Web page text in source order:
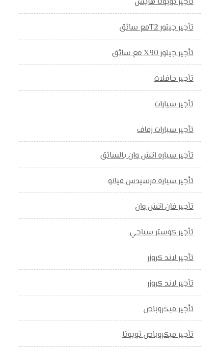
تأجير جيتور T2مع سائق
تأجير جيتور X90 مع سائق
تأجير حافلات
تأجير سيارات
تأجير سيارات زفاف
تأجير سياره اتش وان بالسائق
تأجير سياره مرسيدس فيانو
تأجير فان اتش وان
تأجير كوستر سياحي
تأجير لاند كروزر
تأجير لاند كروزر
تأجير ميكروباص
تأجير ميكروباص تويوتا